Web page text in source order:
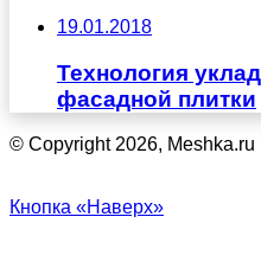
19.01.2018
Технология
фасадной плитки
© Copyright 2026, Meshka.ru
Кнопка «Наверх»